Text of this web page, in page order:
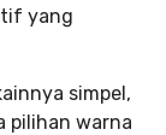
yang
simpel,
pilihan warna